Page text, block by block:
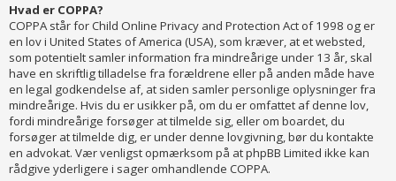
Hvad er COPPA?
COPPA står for Child Online Privacy and Protection Act of 1998 og er
en lov i United States of America (USA), som kræver, at et websted,
som potentielt samler information fra mindreårige under 13 år, skal
have en skriftlig tilladelse fra forældrene eller på anden måde have
en legal godkendelse af, at siden samler personlige oplysninger fra
mindreårige. Hvis du er usikker på, om du er omfattet af denne lov,
fordi mindreårige forsøger at tilmelde sig, eller om boardet, du
forsøger at tilmelde dig, er under denne lovgivning, bør du kontakte
en advokat. Vær venligst opmærksom på at phpBB Limited ikke kan
rådgive yderligere i sager omhandlende COPPA.